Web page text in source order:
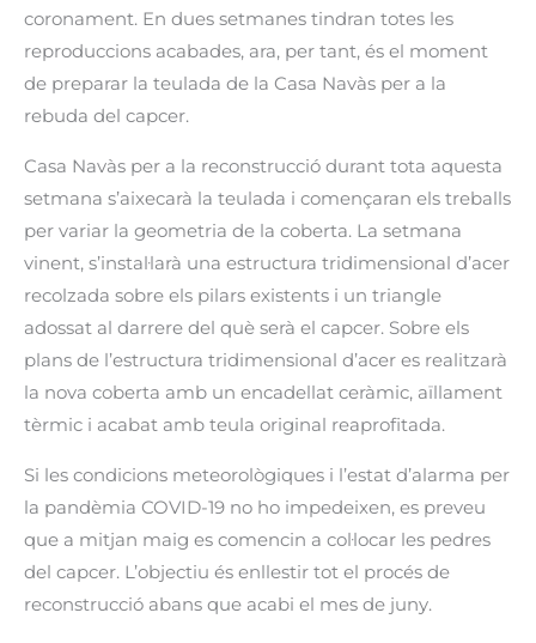
coronament. En dues setmanes tindran totes les
reproduccions acabades, ara, per tant, és el moment
de preparar la teulada de la Casa Navàs per a la
rebuda del capcer.
Casa Navàs per a la reconstrucció durant tota aquesta
setmana s’aixecarà la teulada i començaran els treballs
per variar la geometria de la coberta. La setmana
vinent, s’instal·larà una estructura tridimensional d’acer
recolzada sobre els pilars existents i un triangle
adossat al darrere del què serà el capcer. Sobre els
plans de l’estructura tridimensional d’acer es realitzarà
la nova coberta amb un encadellat ceràmic, aïllament
tèrmic i acabat amb teula original reaprofitada.
Si les condicions meteorològiques i l’estat d’alarma per
la pandèmia COVID-19 no ho impedeixen, es preveu
que a mitjan maig es comencin a col·locar les pedres
del capcer. L’objectiu és enllestir tot el procés de
reconstrucció abans que acabi el mes de juny.